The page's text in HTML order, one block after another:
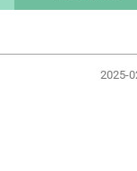
2025-